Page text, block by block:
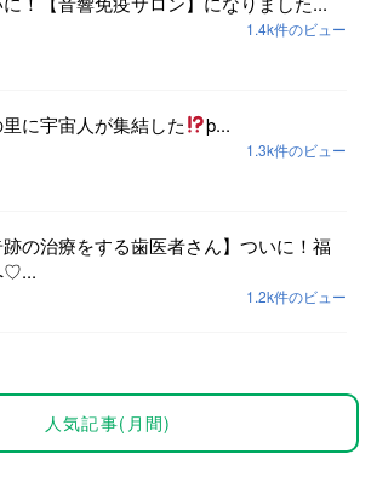
1.4k件のビュー
に宇宙人が集結した þ...
1.3k件のビュー
跡の治療をする歯医者さん】ついに！福
♡...
1.2k件のビュー
人気記事(月間)